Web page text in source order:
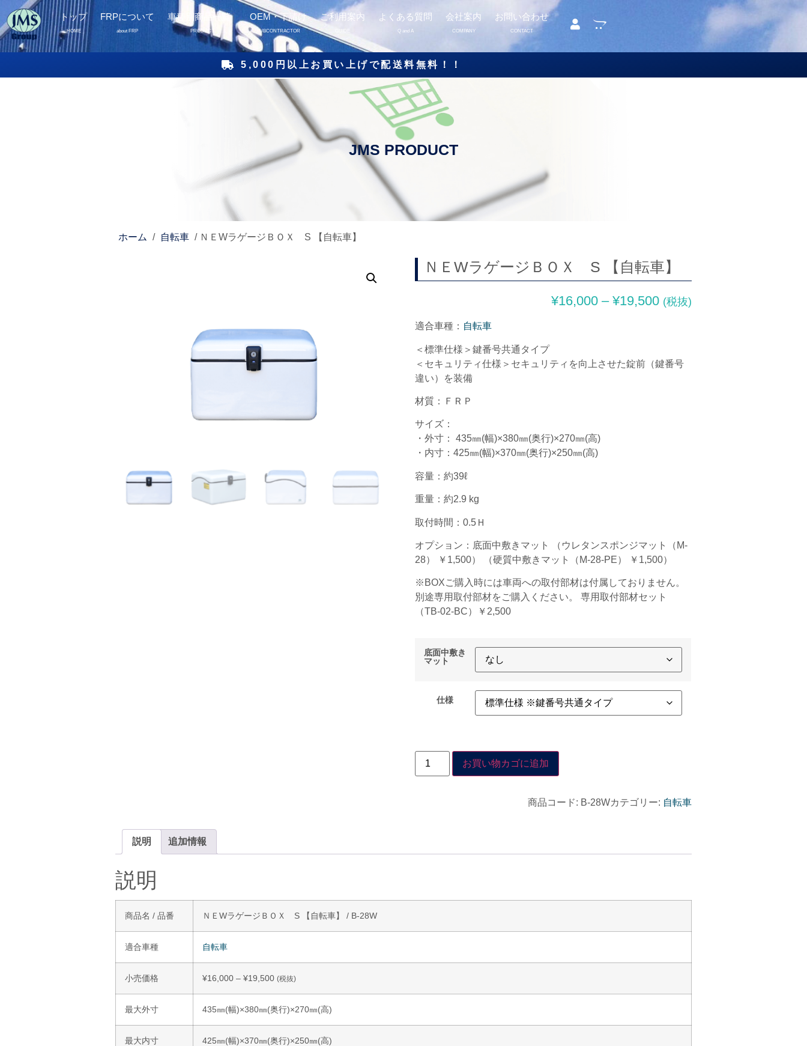
トップ
HOME
FRPについて
about FRP
車種別商品一覧
PRODUCT
OEM・下請け
SUBCONTRACTOR
ご利用案内 よくある質問
Q and A
会社案内
COMPANY
お問い合わせ
CONTACT
5,000円以上お買い上げで配送料無料！！
ホーム / 自転車 / ＮＥWラゲージＢＯＸ S 【自転車】
ＮＥWラゲージＢＯＸ S 【自転車】
¥16,000 – ¥19,500 (税抜)
適合車種： 自転車
＜標準仕様＞鍵番号共通タイプ
＜セキュリティ仕様＞セキュリティを向上させた錠前（鍵番号
違い）を装備
材質：ＦＲＰ
サイズ：
・外寸： 435㎜(幅)×380㎜(奥行)×270㎜(高)
・内寸：425㎜(幅)×370㎜(奥行)×250㎜(高)
容量：約39ℓ
重量：約2.9 kg
取付時間：0.5Ｈ
オプション：底面中敷きマット （ウレタンスポンジマット（M-
28） ￥1,500） （硬質中敷きマット（M-28-PE） ￥1,500）
※BOXご購入時には車両への取付部材は付属しておりません。
別途専用取付部材をご購入ください。 専用取付部材セット
（TB-02-BC）￥2,500
底面中敷き
マット
仕様
お買い物カゴに追加
商品コード: B-28Wカテゴリー: 自転車
説明 追加情報
説明
商品名 / 品番 ＮＥWラゲージＢＯＸ S 【自転車】 / B-28W
適合車種 自転車
小売価格 ¥16,000 – ¥19,500 (税抜)
最大外寸 435㎜(幅)×380㎜(奥行)×270㎜(高)
最大内寸 425㎜(幅)×370㎜(奥行)×250㎜(高)